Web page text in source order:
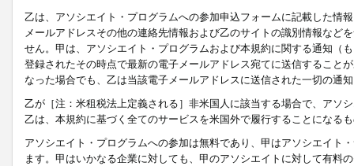
乙は、アソシエイト・プログラムへの参加申込フォームに記載した情
メールアドレスその他の連絡先情報および乙のサイトの識別情報など
せん。甲は、アソシエイト・プログラムおよび本規約に関する通知（
登録されたその時点で最新の電子メールアドレス宛てに送信すること
なった場合でも、乙は当該電子メールアドレスに送信された一切の通
乙が［注：米租税法上定義される］非米国人に該当する場合で、アソ
乙は、本規約に基づく全てのサービスを米国外で履行することになる
アソシエイト・プログラムへの参加は無料であり、甲はアソシエイト
ます。甲はいかなる企業に対しても、甲のアソシエイトに対して有料